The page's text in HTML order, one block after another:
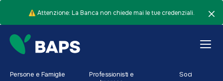
⚠️ Attenzione: La Banca non chiede mai le tue credenziali.
Persone e Famiglie
Professionisti e
Soci